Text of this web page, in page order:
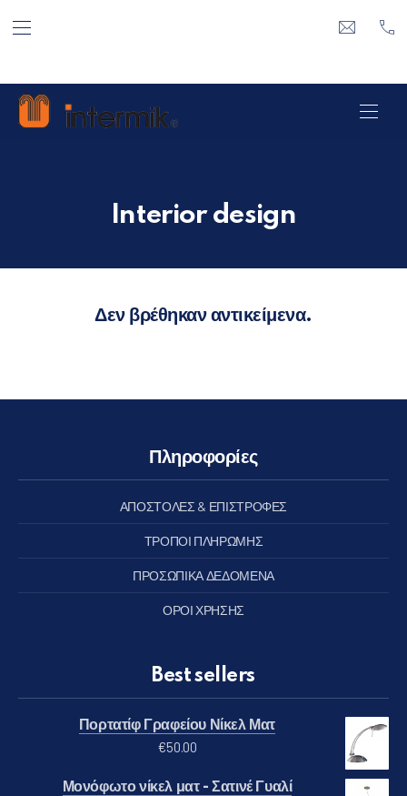
ΕΠΆΝΩ ΓΡΑΜΜΉ ΠΛΟΉΓΗΣΗ
Interior design
Δεν βρέθηκαν αντικείμενα.
Πληροφορίες
ΑΠΟΣΤΟΛΕΣ & ΕΠΙΣΤΡΟΦΕΣ
ΤΡΟΠΟΙ ΠΛΗΡΩΜΗΣ
ΠΡΟΣΩΠΙΚΑ ΔΕΔΟΜΕΝΑ
ΟΡΟΙ ΧΡΗΣΗΣ
Best sellers
Πορτατίφ Γραφείου Νίκελ Ματ
€50.00
Μονόφωτο νίκελ ματ - Σατινέ Γυαλί